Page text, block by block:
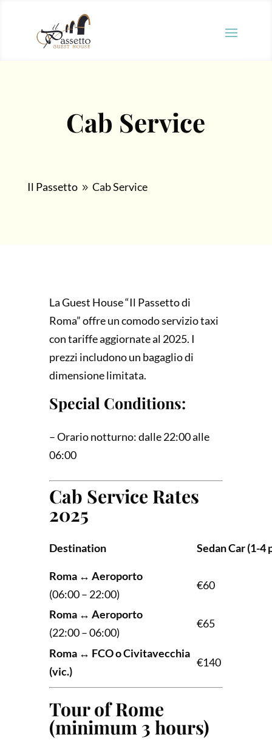
Cab Service
Il Passetto 9 Cab Service
La Guest House “Il Passetto di
Roma” offre un comodo servizio taxi
con tariffe aggiornate al 2025. I
prezzi includono un bagaglio di
dimensione limitata.
Special Conditions:
– Orario notturno: dalle 22:00 alle
06:00
Cab Service Rates
2025
Destination Sedan Car (1-4
Roma ↔ Aeroporto
(06:00 – 22:00)
€60
Roma ↔ Aeroporto
(22:00 – 06:00)
€65
Roma ↔ FCO o Civitavecchia
(vic.)
€140
Tour of Rome
(minimum 3 hours)